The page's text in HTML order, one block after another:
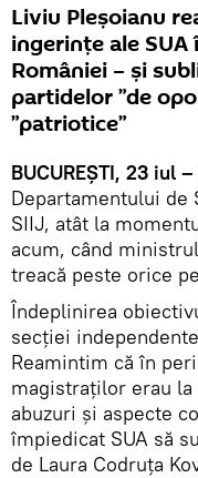
Liviu Pleșoianu
ingerințe ale
României – și
partidelor ”de
”patriotice”
BUCUREȘTI, 23 iul
Departamentului de
SIIJ, atât la
acum, când
treacă peste orice
Îndeplinirea
secției
Reamintim că în
magistraților erau la
abuzuri și aspecte
împiedicat SUA să
de Laura Codruța